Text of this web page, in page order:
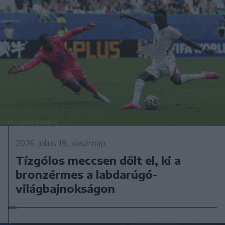
2026. július 19., vasárnap
Tízgólos meccsen dőlt el, ki a
bronzérmes a labdarúgó-
világbajnokságon